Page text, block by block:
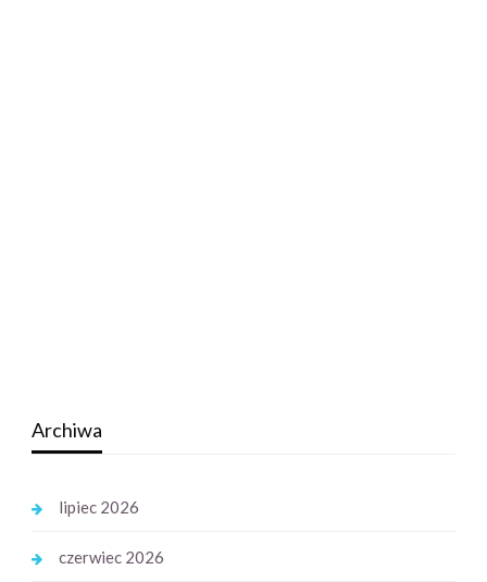
Archiwa
lipiec 2026
czerwiec 2026